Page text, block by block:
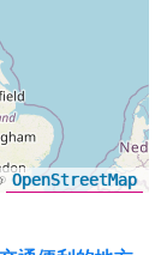
OpenStreetMap